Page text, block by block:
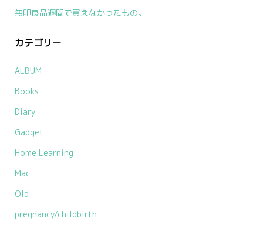
無印良品週間で買えなかったもの。
カテゴリー
ALBUM
Books
Diary
Gadget
Home Learning
Mac
Old
pregnancy/childbirth